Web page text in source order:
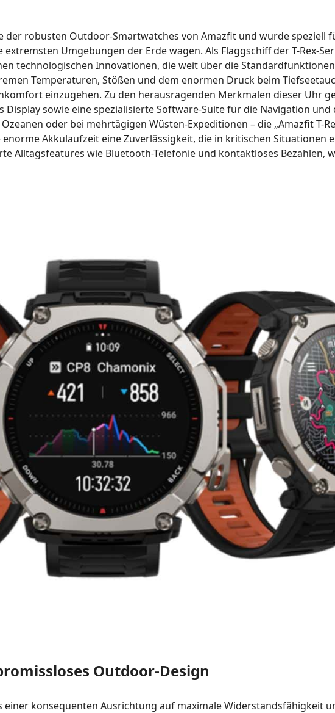
der robusten Outdoor-Smartwatches von Amazfit und wurde speziell
Umgebungen der Erde wagen. Als Flaggschiff der T-Rex-
technologischen Innovationen, die weit über die
Temperaturen, Stößen und dem enormen Druck beim
einzugehen. Zu den herausragenden Merkmalen dieser Uhr
sowie eine spezialisierte Software-Suite für die Navigation und
oder bei mehrtägigen Wüsten-Expeditionen – die „Amazfit T-
Akkulaufzeit eine Zuverlässigkeit, die in kritischen Situationen
Alltagsfeatures wie Bluetooth-Telefonie und kontaktloses Bezahlen,
Outdoor-Design
einer konsequenten Ausrichtung auf maximale Widerstandsfähigkeit